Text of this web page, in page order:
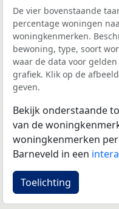
De vier bovenstaande
percentage woningen
woningkenmerken.
bewoning, type, soort
waar de data voor
grafiek. Klik op de
geven.
Bekijk onderstaande
van de
woningkenmerken
Barneveld in een
Toelichting